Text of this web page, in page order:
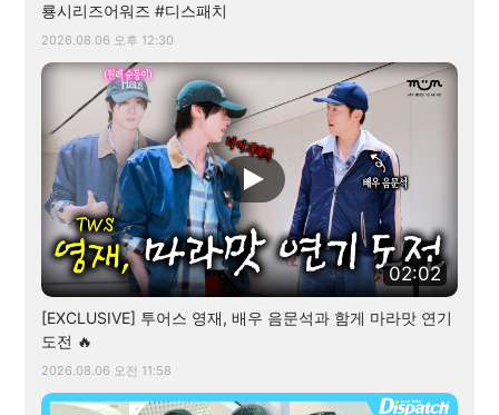
룡시리즈어워즈 #디스패치
2026.08.06 오후 12:30
02:02
[EXCLUSIVE] 투어스 영재, 배우 음문석과 함게 마라맛 연기
도전 🔥
2026.08.06 오전 11:58